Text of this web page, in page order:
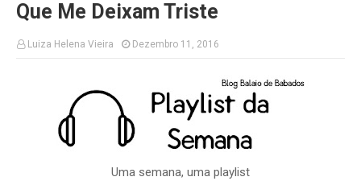
Que Me Deixam Triste
Luiza Helena Vieira Dezembro 11, 2016
Uma semana, uma playlist